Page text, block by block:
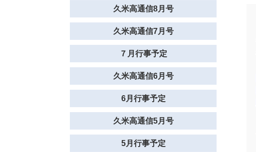
久米高通信8月号
久米高通信7月号
７月行事予定
久米高通信6月号
6月行事予定
久米高通信5月号
5月行事予定